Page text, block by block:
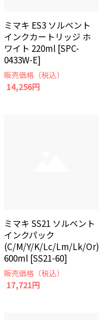
ミマキ ES3 ソルベント
インクカートリッジ ホ
ワイト 220ml [SPC-
0433W-E]
販売価格（税込）
14,256円
ミマキ SS21 ソルベント
インクパック
(C/M/Y/K/Lc/Lm/Lk/Or)
600ml [SS21-60]
販売価格（税込）
17,721円